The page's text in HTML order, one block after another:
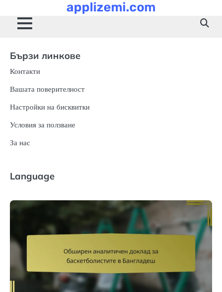
content
applizemi.com
Бързи линкове
Контакти
Вашата поверителност
Настройки на бисквитки
Условия за ползване
За нас
Language